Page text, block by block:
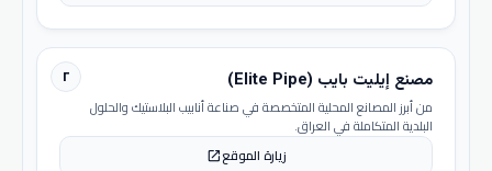
٢ مصنع إيليت بايب (Elite Pipe)
من أبرز المصانع المحلية المتخصصة في صناعة أنابيب البلاستيك والحلول
البلدية المتكاملة في العراق.
زيارة الموقعopen_in_new